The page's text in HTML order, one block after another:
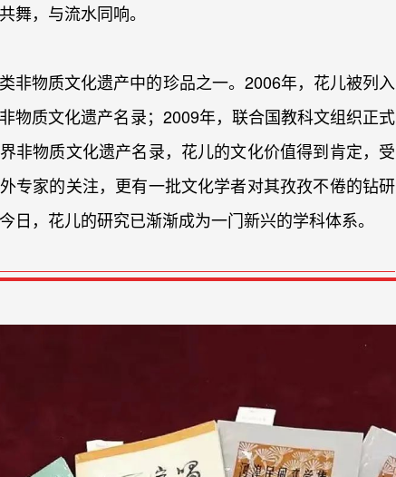
舞，与流水同响。
非物质文化遗产中的珍品之一。2006年，花儿被列入
物质文化遗产名录；2009年，联合国教科文组织正式
非物质文化遗产名录，花儿的文化价值得到肯定，受
专家的关注，更有一批文化学者对其孜孜不倦的钻研
日，花儿的研究已渐渐成为一门新兴的学科体系。